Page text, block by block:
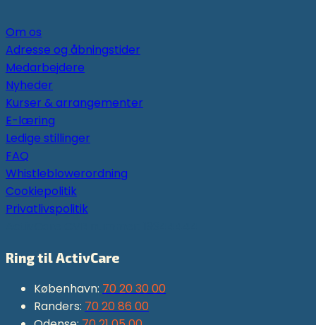
Om os
Adresse og åbningstider
Medarbejdere
Nyheder
Kurser & arrangementer
E-læring
Ledige stillinger
FAQ
Whistleblowerordning
Cookiepolitik
Privatlivspolitik
Ring til ActivCare
København: 70 20 30 00
Randers: 70 20 86 00